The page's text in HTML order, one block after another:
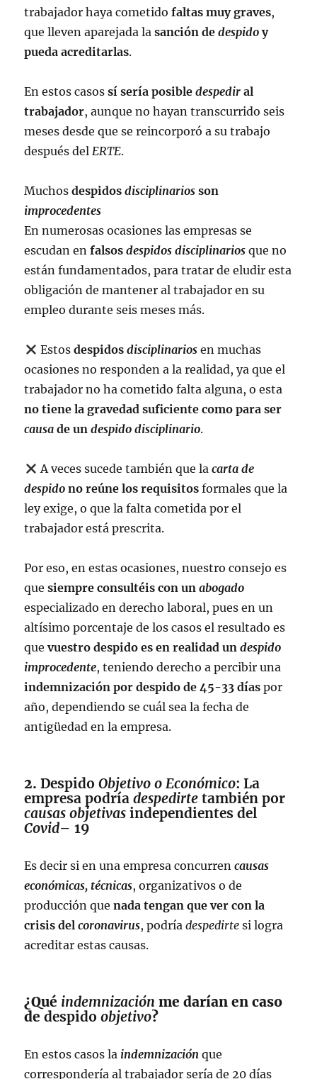
trabajador haya cometidofaltas muy graves,
que lleven aparejada lasanción dedespidoy
pueda acreditarlas.
En estos casossí sería posibledespedir al
trabajador, aunque no hayan transcurrido seis
meses desde que se reincorporó a su trabajo
después delERTE.
Muchosdespidosdisciplinarios son
improcedentes
En numerosas ocasiones las empresas se
escudan enfalsosdespidos disciplinarios que no
están fundamentados, para tratar de eludir esta
obligación de mantener al trabajador en su
empleo durante seis meses más.
Estos despidos disciplinariosen muchas
ocasiones no responden a la realidad, ya que el
trabajador no ha cometido falta alguna, o esta
no tiene la gravedad suficiente como para ser
causa de undespido disciplinario.
A veces sucede también que la carta de
despido no reúne los requisitos formales que la
ley exige, o que la falta cometida por el
trabajador está prescrita.
Por eso, en estas ocasiones, nuestro consejo es
quesiempre consultéis con unabogado
especializado en derecho laboral, pues en un
altísimo porcentaje de los casos el resultado es
quevuestro despido es en realidad undespido
improcedente, teniendo derecho a percibir una
indemnización por despido de 45-33 días por
año, dependiendo se cuál sea la fecha de
antigüedad en la empresa.
2. Despido Objetivo o Económico: La
empresa podríadespedirte también por
causas objetivas independientes del
Covid– 19
Es decir si en una empresa concurrencausas
económicas, técnicas, organizativos o de
producción quenada tengan que ver con la
crisis delcoronavirus, podríadespedirte si logra
acreditar estas causas.
¿Qué indemnización me darían en caso
dedespidoobjetivo?
En estos casos la indemnización que
correspondería al trabajador sería de 20 días